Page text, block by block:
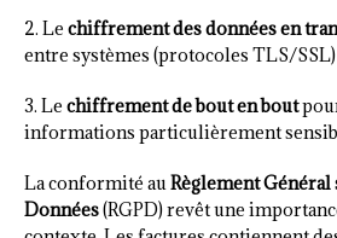
2. Le chiffrement des données en
entre systèmes (protocoles TLS/SSL)
3. Le chiffrement de bout en bout
informations particulièrement
La conformité auRèglement
Données(RGPD) revêt une